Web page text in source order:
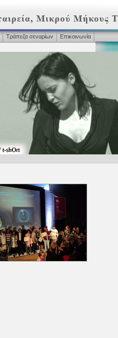
Τράπεζα σεναρίων
Επικοινωνία